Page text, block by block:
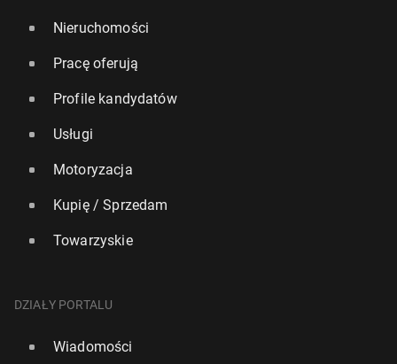
Nieruchomości
Pracę oferują
Profile kandydatów
Usługi
Motoryzacja
Kupię / Sprzedam
Towarzyskie
DZIAŁY PORTALU
Wiadomości